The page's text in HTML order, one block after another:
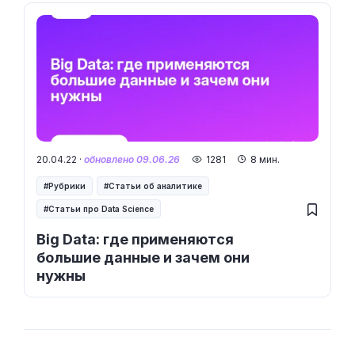
Big Data: где применяются
большие данные и зачем они
нужны
20.04.22 · обновлено 09.06.26 1281 8 мин.
Рубрики Статьи об аналитике
Статьи про Data Science